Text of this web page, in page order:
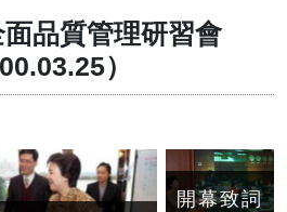
品質管理研習會
）
開幕致詞